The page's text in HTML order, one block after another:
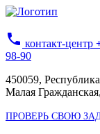
phone контакт-центр
98-90
450059,
Малая
ПРОВЕРЬ СВОЮ